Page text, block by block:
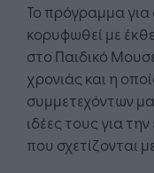
Το πρόγραμμα
κορυφωθεί με
στο Παιδικό
χρονιάς και η
συμμετεχόντων
ιδέες τους για
που σχετίζονται